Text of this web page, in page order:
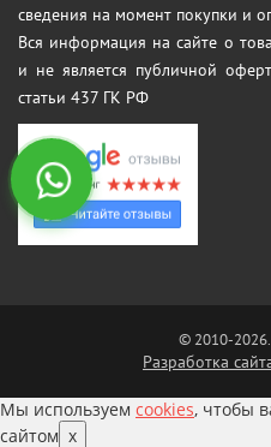
сведения на момент покупки и
Вся информация на сайте о
и не является публичной
статьи 437 ГК РФ
© 2010-
Разработка
Мы используем cookies, чтобы
сайтом x